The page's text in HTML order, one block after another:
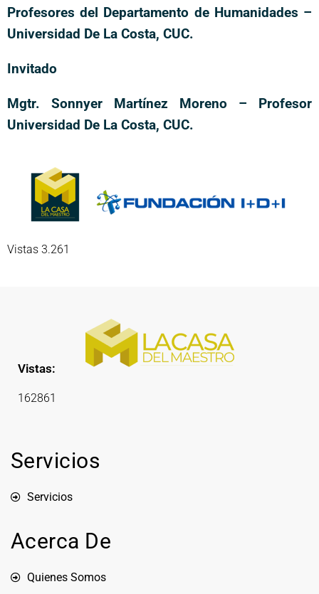
Profesores del Departamento de Humanidades –
Universidad De La Costa, CUC.
Invitado
Mgtr. Sonnyer Martínez Moreno – Profesor
Universidad De La Costa, CUC.
Vistas 3.261
Vistas:
162861
Servicios
Servicios
Acerca De
Quienes Somos